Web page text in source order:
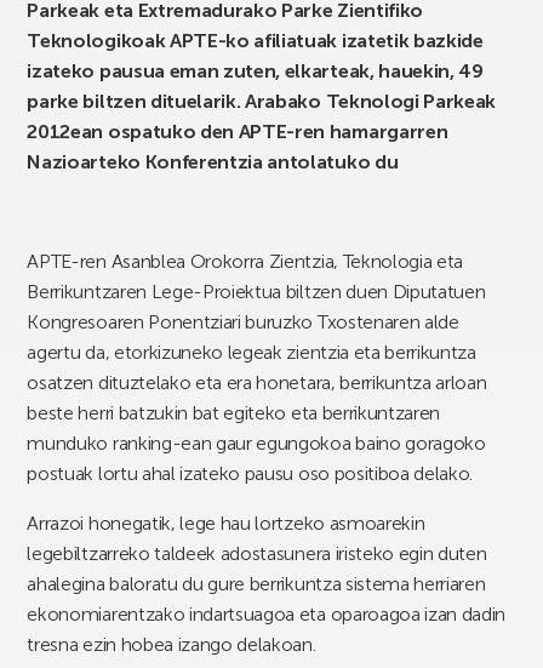
Parkeak eta Extremadurako Parke Zientifiko
Teknologikoak APTE-ko afiliatuak izatetik bazkide
izateko pausua eman zuten, elkarteak, hauekin, 49
parke biltzen dituelarik. Arabako Teknologi Parkeak
2012ean ospatuko den APTE-ren hamargarren
Nazioarteko Konferentzia antolatuko du
APTE-ren Asanblea Orokorra Zientzia, Teknologia eta
Berrikuntzaren Lege-Proiektua biltzen duen Diputatuen
Kongresoaren Ponentziari buruzko Txostenaren alde
agertu da, etorkizuneko legeak zientzia eta berrikuntza
osatzen dituztelako eta era honetara, berrikuntza arloan
beste herri batzukin bat egiteko eta berrikuntzaren
munduko ranking-ean gaur egungokoa baino goragoko
postuak lortu ahal izateko pausu oso positiboa delako.
Arrazoi honegatik, lege hau lortzeko asmoarekin
legebiltzarreko taldeek adostasunera iristeko egin duten
ahalegina baloratu du gure berrikuntza sistema herriaren
ekonomiarentzako indartsuagoa eta oparoagoa izan dadin
tresna ezin hobea izango delakoan.